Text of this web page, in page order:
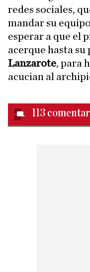
redes sociales,
mandar su
esperar a que el
acerque hasta su
Lanzarote, para
acucian al
113